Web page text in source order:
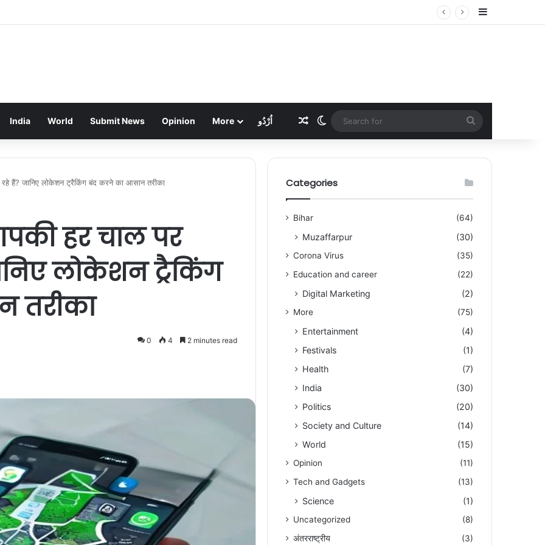
महिला सिपाही की कनपटी पर पिस्टल तानकर चेन लूटी, हवा में फायरिंग कर फरार
India World Submit News Opinion More اُرْدُو Random Article
Switch skin
for
हैं? जानिए लोकेशन ट्रैकिंग बंद करने का आसान तरीका
हर चाल पर
लोकेशन ट्रैकिंग
तरीका
0 4 2 minutes read
Categories
Bihar (64)
Muzaffarpur (30)
Corona Virus
(35)
Education and career
(22)
Digital Marketing (2)
More (75)
Entertainment
(4)
Festivals
(1)
Health
(7)
India
(30)
Politics
(20)
Society and Culture
(14)
World
(15)
Opinion
(11)
Tech and Gadgets
(13)
Science (1)
Uncategorized
(8)
अंतरराष्ट्रीय
(3)